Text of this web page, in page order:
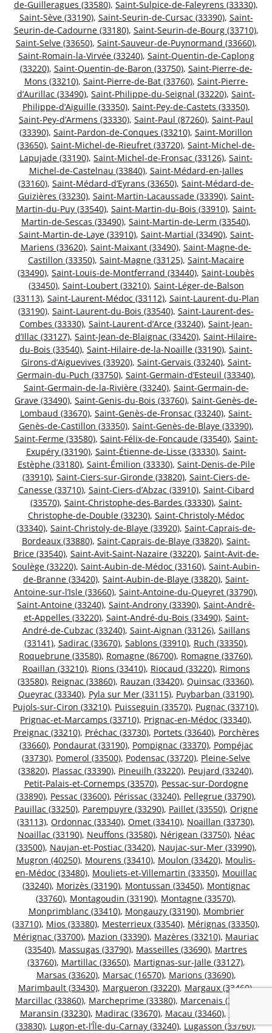
de-Guilleragues (33580), Saint-Sulpice-de-Faleyrens (33330),
Saint-Sève (33190), Saint-Seurin-de-Cursac (33390), Saint-
Seurin-de-Cadourne (33180), Saint-Seurin-de-Bourg (33710),
Saint-Selve (33650), Saint-Sauveur-de-Puynormand (33660),
Saint-Romain-la-Virvée (33240), Saint-Quentin-de-Caplong
(33220), Saint-Quentin-de-Baron (33750), Saint-Pierre-de-
Mons (33210), Saint-Pierre-de-Bat (33760), Saint-Pierre-
d’Aurillac (33490), Saint-Philippe-du-Seignal (33220), Saint-
Philippe-d’Aiguille (33350), Saint-Pey-de-Castets (33350),
Saint-Pey-d’Armens (33330), Saint-Paul (87260), Saint-Paul
(33390), Saint-Pardon-de-Conques (33210), Saint-Morillon
(33650), Saint-Michel-de-Rieufret (33720), Saint-Michel-de-
Lapujade (33190), Saint-Michel-de-Fronsac (33126), Saint-
Michel-de-Castelnau (33840), Saint-Médard-en-Jalles
(33160), Saint-Médard-d’Eyrans (33650), Saint-Médard-de-
Guizières (33230), Saint-Martin-Lacaussade (33390), Saint-
Martin-du-Puy (33540), Saint-Martin-du-Bois (33910), Saint-
Martin-de-Sescas (33490), Saint-Martin-de-Lerm (33540),
Saint-Martin-de-Laye (33910), Saint-Martial (33490), Saint-
Mariens (33620), Saint-Maixant (33490), Saint-Magne-de-
Castillon (33350), Saint-Magne (33125), Saint-Macaire
(33490), Saint-Louis-de-Montferrand (33440), Saint-Loubès
(33450), Saint-Loubert (33210), Saint-Léger-de-Balson
(33113), Saint-Laurent-Médoc (33112), Saint-Laurent-du-Plan
(33190), Saint-Laurent-du-Bois (33540), Saint-Laurent-des-
Combes (33330), Saint-Laurent-d’Arce (33240), Saint-Jean-
d’Illac (33127), Saint-Jean-de-Blaignac (33420), Saint-Hilaire-
du-Bois (33540), Saint-Hilaire-de-la-Noaille (33190), Saint-
Girons-d’Aiguevives (33920), Saint-Gervais (33240), Saint-
Germain-du-Puch (33750), Saint-Germain-d’Esteuil (33340),
Saint-Germain-de-la-Rivière (33240), Saint-Germain-de-
Grave (33490), Saint-Genis-du-Bois (33760), Saint-Genès-de-
Lombaud (33670), Saint-Genès-de-Fronsac (33240), Saint-
Genès-de-Castillon (33350), Saint-Genès-de-Blaye (33390),
Saint-Ferme (33580), Saint-Félix-de-Foncaude (33540), Saint-
Exupéry (33190), Saint-Étienne-de-Lisse (33330), Saint-
Estèphe (33180), Saint-Émilion (33330), Saint-Denis-de-Pile
(33910), Saint-Ciers-sur-Gironde (33820), Saint-Ciers-de-
Canesse (33710), Saint-Ciers-d’Abzac (33910), Saint-Cibard
(33570), Saint-Christophe-des-Bardes (33330), Saint-
Christophe-de-Double (33230), Saint-Christoly-Médoc
(33340), Saint-Christoly-de-Blaye (33920), Saint-Caprais-de-
Bordeaux (33880), Saint-Caprais-de-Blaye (33820), Saint-
Brice (33540), Saint-Avit-Saint-Nazaire (33220), Saint-Avit-de-
Soulège (33220), Saint-Aubin-de-Médoc (33160), Saint-Aubin-
de-Branne (33420), Saint-Aubin-de-Blaye (33820), Saint-
Antoine-sur-l’Isle (33660), Saint-Antoine-du-Queyret (33790),
Saint-Antoine (33240), Saint-Androny (33390), Saint-André-
et-Appelles (33220), Saint-André-du-Bois (33490), Saint-
André-de-Cubzac (33240), Saint-Aignan (33126), Saillans
(33141), Sadirac (33670), Sablons (33910), Ruch (33350),
Roquebrune (33580), Romagne (86700), Romagne (33760),
Roaillan (33210), Rions (33410), Riocaud (33220), Rimons
(33580), Reignac (33860), Rauzan (33420), Quinsac (33360),
Queyrac (33340), Pyla sur Mer (33115), Puybarban (33190),
Pujols-sur-Ciron (33210), Puisseguin (33570), Pugnac (33710),
Prignac-et-Marcamps (33710), Prignac-en-Médoc (33340),
Preignac (33210), Préchac (33730), Portets (33640), Porchères
(33660), Pondaurat (33190), Pompignac (33370), Pompéjac
(33730), Pomerol (33500), Podensac (33720), Pleine-Selve
(33820), Plassac (33390), Pineuilh (33220), Peujard (33240),
Petit-Palais-et-Cornemps (33570), Pessac-sur-Dordogne
(33890), Pessac (33600), Périssac (33240), Pellegrue (33790),
Pauillac (33250), Parempuyre (33290), Paillet (33550), Origne
(33113), Ordonnac (33340), Omet (33410), Noaillan (33730),
Noaillac (33190), Neuffons (33580), Nérigean (33750), Néac
(33500), Naujan-et-Postiac (33420), Naujac-sur-Mer (33990),
Mugron (40250), Mourens (33410), Moulon (33420), Moulis-
en-Médoc (33480), Mouliets-et-Villemartin (33350), Mouillac
(33240), Morizès (33190), Montussan (33450), Montignac
(33760), Montagoudin (33190), Montagne (33570),
Monprimblanc (33410), Mongauzy (33190), Mombrier
(33710), Mios (33380), Mesterrieux (33540), Mérignas (33350),
Mérignac (33700), Mazion (33390), Mazères (33210), Mauriac
(33540), Massugas (33790), Masseilles (33690), Martres
(33760), Martillac (33650), Martignas-sur-Jalle (33127),
Marsas (33620), Marsac (16570), Marions (33690),
Marimbault (33430), Margueron (33220), Margaux (33460),
Marcillac (33860), Marcheprime (33380), Marcenais (33620)
Maransin (33230), Madirac (33670), Macau (33460),
(33830), Lugon-et-l’Île-du-Carnay (33240), Lugasson (33760),